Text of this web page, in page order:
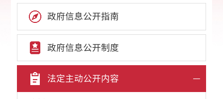
政府信息公开指南
政府信息公开制度
法定主动公开内容